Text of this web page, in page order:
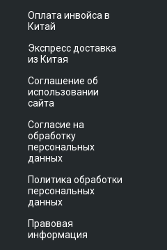
Оплата инвойса в
Китай
Экспресс доставка
из Китая
Соглашение об
использовании
сайта
Согласие на
обработку
персональных
данных
Политика обработки
персональных
данных
Правовая
информация